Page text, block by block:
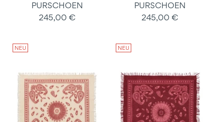
PURSCHOEN
245,00 €
PURSCHOEN
245,00 €
NEU NEU